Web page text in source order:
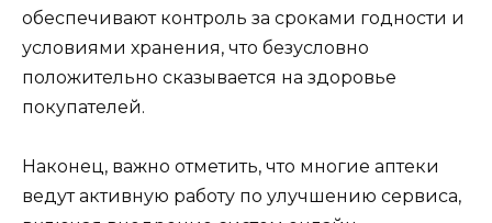
обеспечивают контроль за сроками годности и
условиями хранения, что безусловно
положительно сказывается на здоровье
покупателей.
Наконец, важно отметить, что многие аптеки
ведут активную работу по улучшению сервиса,